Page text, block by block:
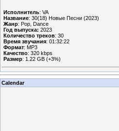
Исполнитель: VA
Название: 30(18) Новые Песни (2023)
Жанр: Pop, Dance
Год выпуска: 2023
Количество треков: 30
Время звучания: 01:32:22
Формат: MP3
Качество: 320 kbps
Размер: 1.22 GB (+3%)
Calendar